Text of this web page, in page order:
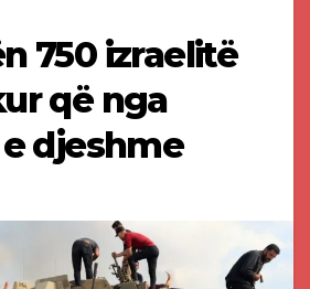
750 izraelitë
që nga
djeshme